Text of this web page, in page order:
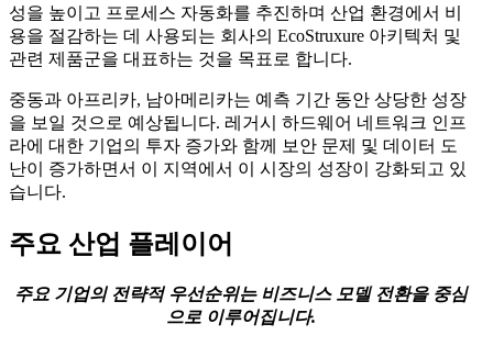
성을 높이고 프로세스 자동화를 추진하며 산업 환경에서 비
용을 절감하는 데 사용되는 회사의 EcoStruxure 아키텍처 및
관련 제품군을 대표하는 것을 목표로 합니다.
중동과 아프리카, 남아메리카는 예측 기간 동안 상당한 성장
을 보일 것으로 예상됩니다. 레거시 하드웨어 네트워크 인프
라에 대한 기업의 투자 증가와 함께 보안 문제 및 데이터 도
난이 증가하면서 이 지역에서 이 시장의 성장이 강화되고 있
습니다.
주요 산업 플레이어
주요 기업의 전략적 우선순위는 비즈니스 모델 전환을 중심
으로 이루어집니다.